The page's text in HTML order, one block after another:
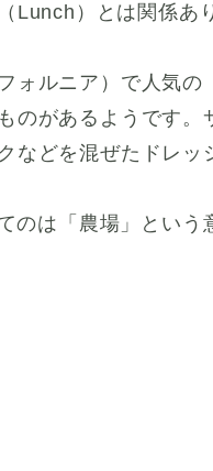
Lunch）とは関係あ
ォルニア）で人気の
のがあるようです。
などを混ぜたドレッ
のは「農場」という